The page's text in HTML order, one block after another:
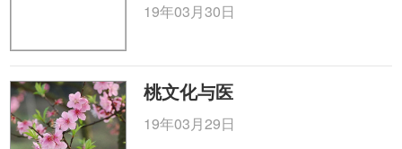
19年03月30日
桃文化与医
19年03月29日